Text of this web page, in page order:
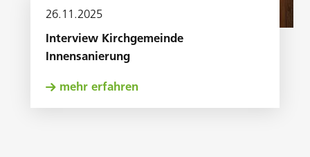
26. 11 .2025
Interview Kirchgemeinde
Innensanierung
mehr erfahren